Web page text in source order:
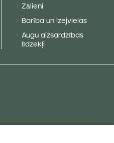
Zālieni
Barība un izejvielas
Augu aizsardzības
līdzekļi